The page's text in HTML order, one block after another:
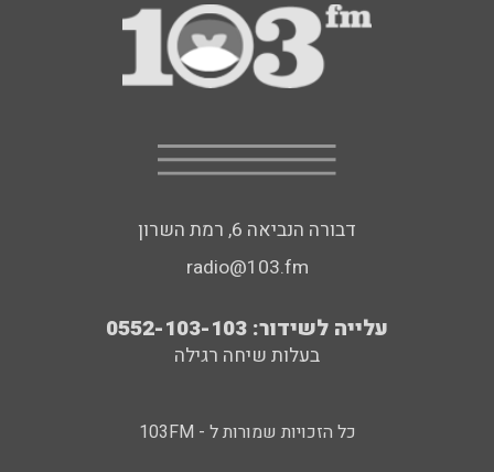
דבורה הנביאה 6, רמת השרון
radio@103.fm
עלייה לשידור: 0552-103-103
בעלות שיחה רגילה
כל הזכויות שמורות ל - 103FM